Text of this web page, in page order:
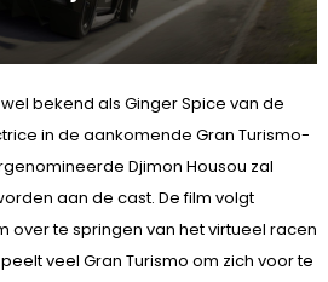
bekend als Ginger Spice van de
in de aankomende Gran Turismo-
Djimon Housou zal
aan de cast. De film volgt
over te springen van het virtueel racen
veel Gran Turismo om zich voor te